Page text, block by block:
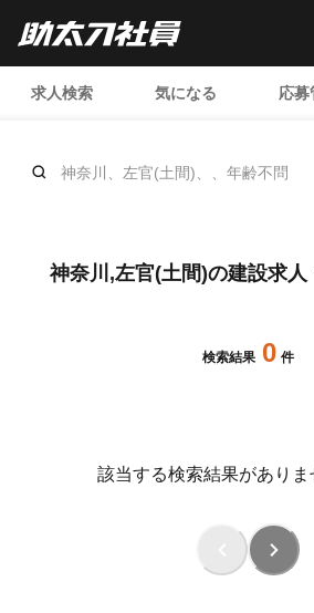
求人検索 気になる 応募
神奈川、左官(土間)、、年齢不問
神奈川,左官(土間)の建設求人
検索結果 0 件
該当する検索結果がありま